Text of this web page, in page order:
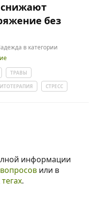
без
в категории
ТРАВЫ
СТРЕСС
информации
или в
.